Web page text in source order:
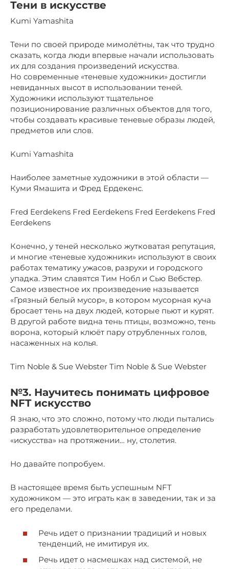
Тени в искусстве
Kumi Yamashita
Тени по своей природе мимолётны, так что трудно
сказать, когда люди впервые начали использовать
их для создания произведений искусства.
Но современные «теневые художники» достигли
невиданных высот в использовании теней.
Художники используют тщательное
позиционирование различных объектов для того,
чтобы создавать красивые теневые образы людей,
предметов или слов.
Kumi Yamashita
Наиболее заметные художники в этой области —
Куми Ямашита и Фред Ердекенс.
Fred Eerdekens Fred Eerdekens Fred Eerdekens Fred
Eerdekens
Конечно, у теней несколько жутковатая репутация,
и многие «теневые художники» используют в своих
работах тематику ужасов, разрухи и городского
упадка. Этим славятся Тим Нобл и Сью Вебстер.
Самое известное их произведение называется
«Грязный белый мусор», в котором мусорная куча
бросает тень на двух людей, которые пьют и курят.
В другой работе видна тень птицы, возможно, тень
ворона, который клюёт пару отрубленных голов,
насаженных на колья.
Tim Noble & Sue Webster Tim Noble & Sue Webster
№3. Научитесь понимать цифровое
NFT искусство
Я знаю, что это сложно, потому что люди пытались
разработать удовлетворительное определение
«искусства» на протяжении… ну, столетия.
Но давайте попробуем.
В настоящее время быть успешным NFT
художником — это играть как в заведении, так и за
его пределами.
Речь идет о признании традиций и новых
тенденций, не имитируя их.
Речь идет о насмешках над системой, не